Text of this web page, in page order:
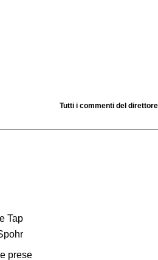
Tutti i commenti del direttore
Tap
prese